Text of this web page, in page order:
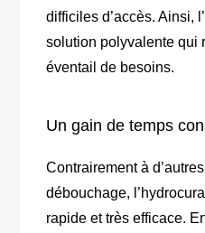
difficiles d’accès. Ainsi,
solution polyvalente qui
éventail de besoins.
Un gain de temps
Contrairement à
débouchage,
rapide et très efficace.